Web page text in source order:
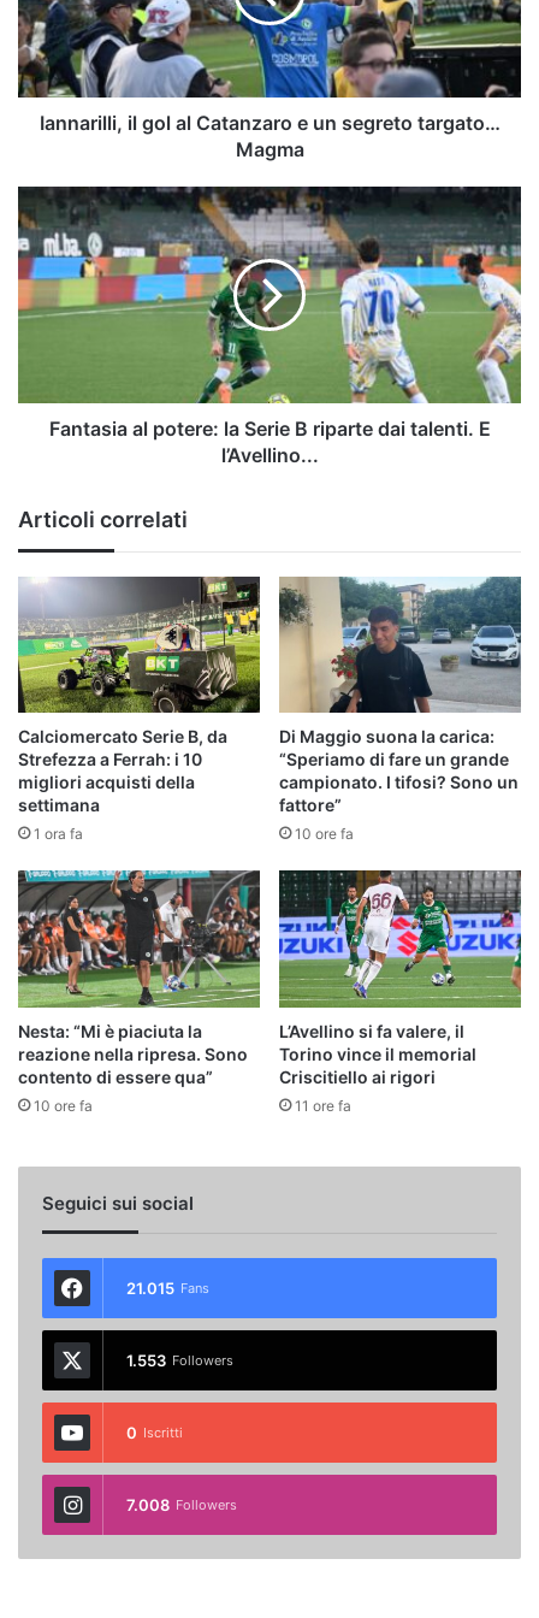
e
un
segreto
targato…
Magma
Iannarilli, il gol al Catanzaro e un segreto targato…
Magma
Fantasia
al
potere:
la
B
talenti.
Fantasia al potere: la Serie B riparte dai talenti. E
l’Avellino...
Articoli correlati
Calciomercato Serie B, da
Strefezza a Ferrah: i 10
migliori acquisti della
settimana
1 ora fa
Di Maggio suona la carica:
“Speriamo di fare un grande
campionato. I tifosi? Sono un
fattore”
10 ore fa
Nesta: “Mi è piaciuta la
reazione nella ripresa. Sono
contento di essere qua”
10 ore fa
L’Avellino si fa valere, il
Torino vince il memorial
Criscitiello ai rigori
11 ore fa
Seguici sui social
21.015 Fans
1.553 Followers
0 Iscritti
7.008 Followers